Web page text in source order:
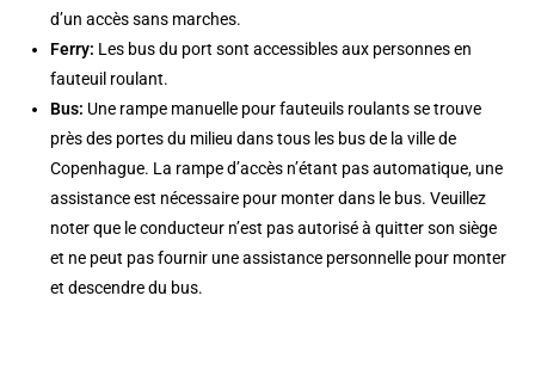
d’un accès sans marches.
Ferry: Les bus du port sont accessibles aux personnes en
fauteuil roulant.
Bus: Une rampe manuelle pour fauteuils roulants se trouve
près des portes du milieu dans tous les bus de la ville de
Copenhague. La rampe d’accès n’étant pas automatique, une
assistance est nécessaire pour monter dans le bus. Veuillez
noter que le conducteur n’est pas autorisé à quitter son siège
et ne peut pas fournir une assistance personnelle pour monter
et descendre du bus.